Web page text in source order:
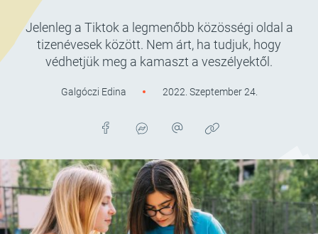
Jelenleg a Tiktok a legmenőbb közösségi oldal a
tizenévesek között. Nem árt, ha tudjuk, hogy
védhetjük meg a kamaszt a veszélyektől.
Galgóczi Edina 2022. Szeptember 24.